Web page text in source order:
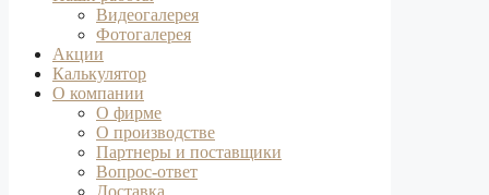
Видеогалерея
Фотогалерея
Акции
Калькулятор
О компании
О фирме
О производстве
Партнеры и поставщики
Вопрос-ответ
Доставка